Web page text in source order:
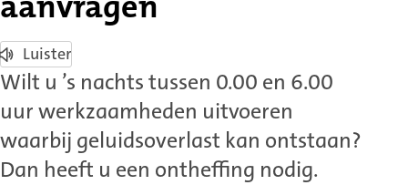
aanvragen
Luister
Wilt u ’s nachts tussen 0.00 en 6.00
uur werkzaamheden uitvoeren
waarbij geluidsoverlast kan ontstaan?
Dan heeft u een ontheffing nodig.